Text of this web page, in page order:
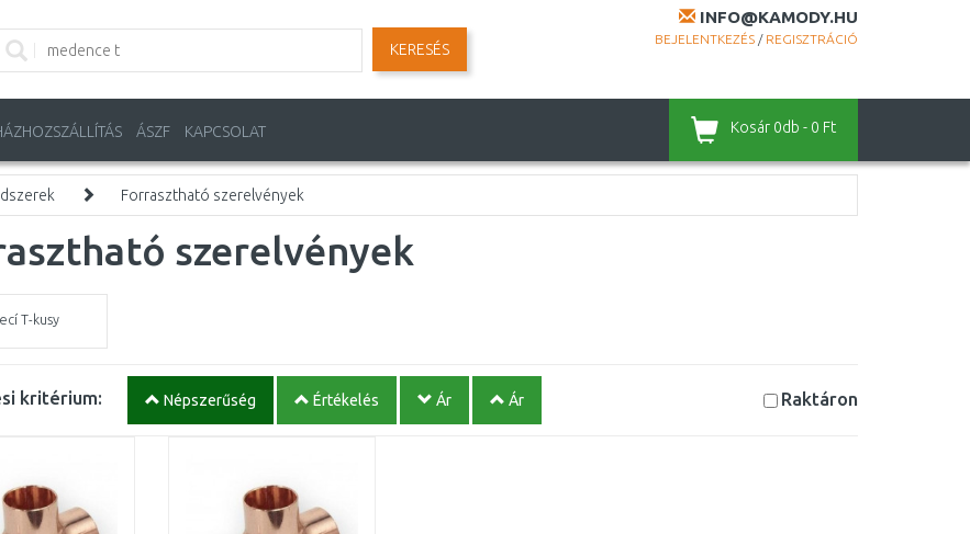
INFO@KAMODY.HU
BEJELENTKEZÉS / REGISZTRÁCIÓ
KERESÉS
ÁSZF KAPCSOLAT Kosár 0db - 0 Ft
Forrasztható szerelvények
szerelvények
T-kusy
kritérium: Népszerűség Értékelés Ár Ár Raktáron